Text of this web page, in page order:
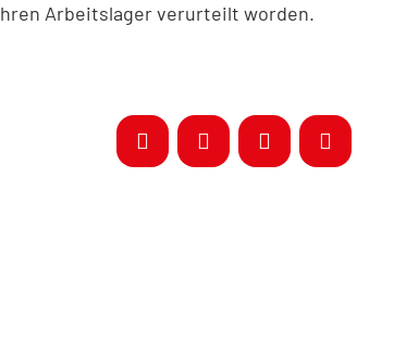
Arbeitslager verurteilt worden.